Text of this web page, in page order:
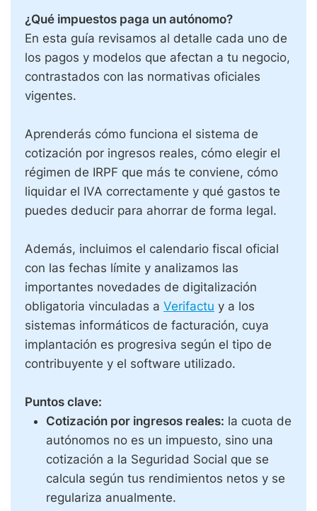
¿Qué impuestos paga un autónomo?
En esta guía revisamos al detalle cada uno de
los pagos y modelos que afectan a tu negocio,
contrastados con las normativas oficiales
vigentes.
Aprenderás cómo funciona el sistema de
cotización por ingresos reales, cómo elegir el
régimen de IRPF que más te conviene, cómo
liquidar el IVA correctamente y qué gastos te
puedes deducir para ahorrar de forma legal.
Además, incluimos el calendario fiscal oficial
con las fechas límite y analizamos las
importantes novedades de digitalización
obligatoria vinculadas a Verifactu y a los
sistemas informáticos de facturación, cuya
implantación es progresiva según el tipo de
contribuyente y el software utilizado.
Puntos clave:
Cotización por ingresos reales: la cuota de
autónomos no es un impuesto, sino una
cotización a la Seguridad Social que se
calcula según tus rendimientos netos y se
regulariza anualmente.